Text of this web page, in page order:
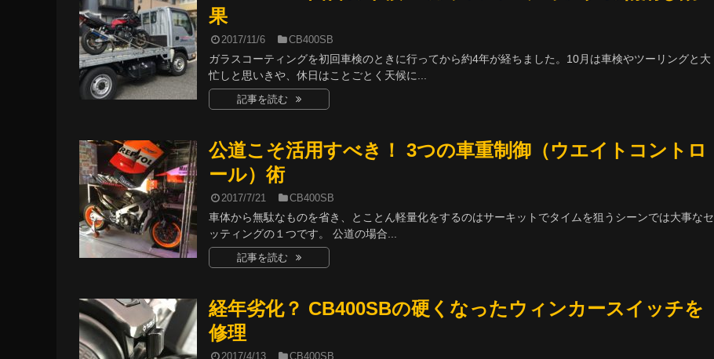
果
2017/11/6 CB400SB
ガラスコーティングを初回車検のときに行ってから約4年が経ちました。10月は車検やツーリングと大
忙しと思いきや、休日はことごとく天候に...
記事を読む
公道こそ活用すべき！ 3つの車重制御（ウエイトコントロ
ール）術
2017/7/21 CB400SB
車体から無駄なものを省き、とことん軽量化をするのはサーキットでタイムを狙うシーンでは大事なセ
ッティングの１つです。 公道の場合...
記事を読む
経年劣化？ CB400SBの硬くなったウィンカースイッチを
修理
2017/4/13 CB400SB